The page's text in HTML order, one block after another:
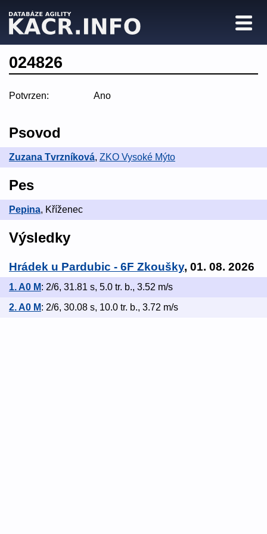
024826
Potvrzen: Ano
Psovod
Zuzana Tvrzníková, ZKO Vysoké Mýto
Pes
Pepina, Kříženec
Výsledky
Hrádek u Pardubic - 6F Zkoušky, 01. 08. 2026
1. A0 M: 2/6, 31.81 s, 5.0 tr. b., 3.52 m/s
2. A0 M: 2/6, 30.08 s, 10.0 tr. b., 3.72 m/s